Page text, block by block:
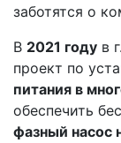
заботятся о
В 2021 году в
проект по
питания в
обеспечить
фазный насос